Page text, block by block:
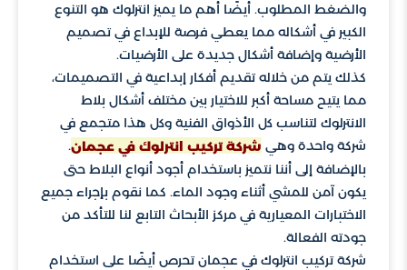
والضغط المطلوب. أيضًا أهم ما يميز انترلوك هو التنوع
الكبير في أشكاله مما يعطي فرصة للإبداع في تصميم
الأرضية وإضافة أشكال جديدة على الأرضيات.
كذلك يتم من خلاله تقديم أفكار إبداعية في التصميمات،
مما يتيح مساحة أكبر للاختيار بين مختلف أشكال بلاط
الانترلوك لتناسب كل الأذواق الفنية وكل هذا متجمع في
شركة واحدة وهي شركة تركيب انترلوك في عجمان.
بالإضافة إلى أننا نتميز باستخدام أجود أنواع البلاط حتى
يكون آمن للمشي أثناء وجود الماء. كما نقوم بإجراء جميع
الاختبارات المعيارية في مركز الأبحاث التابع لنا للتأكد من
جودته الفعالة.
شركة تركيب انترلوك في عجمان تحرص أيضًا على استخدام